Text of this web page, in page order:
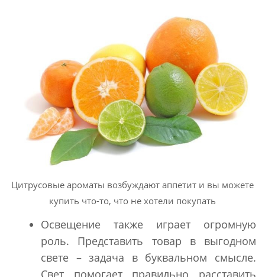
Цитрусовые ароматы возбуждают аппетит и вы можете
купить что-то, что не хотели покупать
Освещение также играет огромную
роль. Представить товар в выгодном
свете – задача в буквальном смысле.